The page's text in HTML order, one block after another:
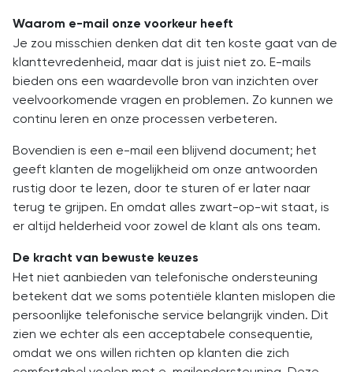
Waarom e-mail onze voorkeur heeft
Je zou misschien denken dat dit ten koste gaat van de
klanttevredenheid, maar dat is juist niet zo. E-mails
bieden ons een waardevolle bron van inzichten over
veelvoorkomende vragen en problemen. Zo kunnen we
continu leren en onze processen verbeteren.
Bovendien is een e-mail een blijvend document; het
geeft klanten de mogelijkheid om onze antwoorden
rustig door te lezen, door te sturen of er later naar
terug te grijpen. En omdat alles zwart-op-wit staat, is
er altijd helderheid voor zowel de klant als ons team.
De kracht van bewuste keuzes
Het niet aanbieden van telefonische ondersteuning
betekent dat we soms potentiële klanten mislopen die
persoonlijke telefonische service belangrijk vinden. Dit
zien we echter als een acceptabele consequentie,
omdat we ons willen richten op klanten die zich